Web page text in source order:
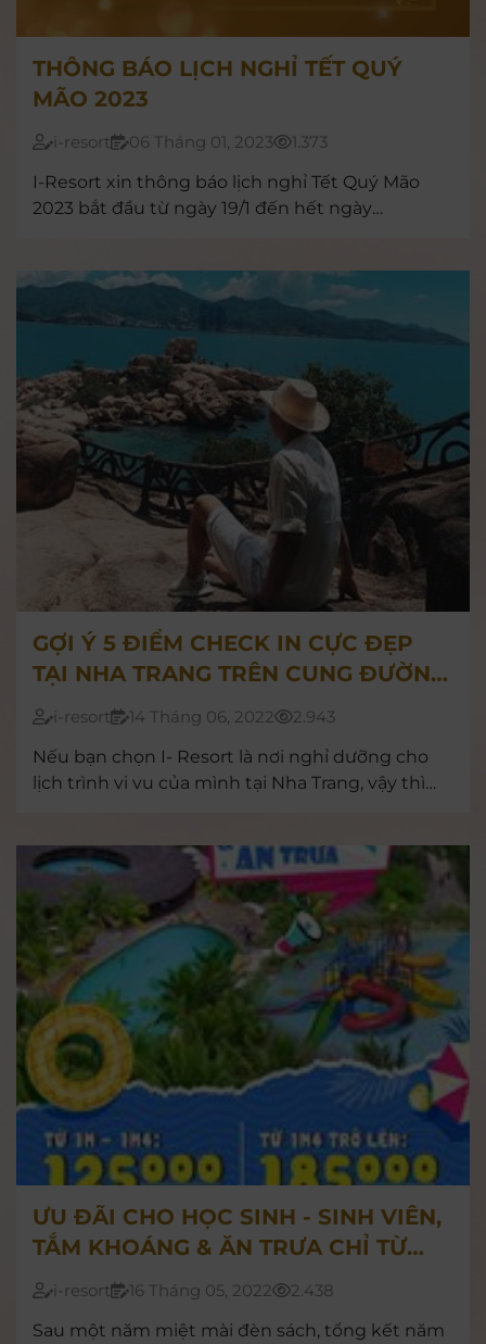
THÔNG BÁO LỊCH NGHỈ TẾT QUÝ
MÃO 2023
i-resort 06 Tháng 01, 2023
1.373
I-Resort xin thông báo lịch nghỉ Tết Quý Mão
2023 bắt đầu từ ngày 19/1 đến hết ngày
GỢI Ý 5 ĐIỂM CHECK IN CỰC ĐẸP
TẠI NHA TRANG TRÊN CUNG ĐƯỜNG
ĐẾN I-RESORT
i-resort 14 Tháng 06, 2022
2.943
Nếu bạn chọn I- Resort là nơi nghỉ dưỡng cho
lịch trình vi vu của mình tại Nha Trang, vậy thì
nghiệm một ngày lên rừng xuống biển trọn vẹn
bạn nhé!
ƯU ĐÃI CHO HỌC SINH - SINH VIÊN,
TẮM KHOÁNG & ĂN TRƯA CHỈ TỪ
125.000Đ/KHÁCH
i-resort 16 Tháng 05, 2022
2.438
Sau một năm miệt mài đèn sách, tổng kết năm